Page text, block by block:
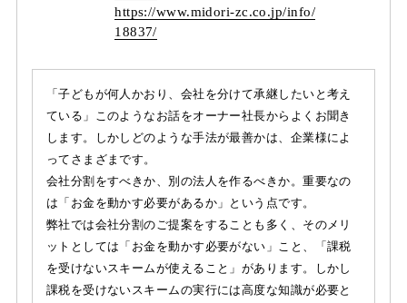
https://www.midori-zc.co.jp/info/
18837/
「子どもが何人かおり、会社を分けて承継したいと考え
ている」このようなお話をオーナー社長からよくお聞き
します。しかしどのような手法が最善かは、企業様によ
ってさまざまです。
会社分割をすべきか、別の法人を作るべきか。重要なの
は「お金を動かす必要があるか」という点です。
弊社では会社分割のご提案をすることも多く、そのメリ
ットとしては「お金を動かす必要がない」こと、「課税
を受けないスキームが使えること」があります。しかし
課税を受けないスキームの実行には高度な知識が必要と